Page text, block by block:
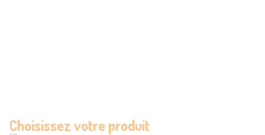
Choisissez votre produit